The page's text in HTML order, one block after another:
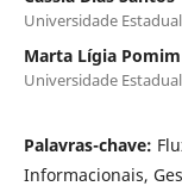
Universidade
Marta Lígia
Universidade
Palavras-chave:
Informacionais,